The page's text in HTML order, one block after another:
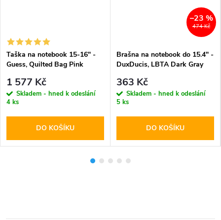
Taška na notebook 15-16" -
Guess, Quilted Bag Pink
1 577 Kč
Skladem - hned k odeslání
4 ks
DO KOŠÍKU
474 Kč
–23 %
Brašna na notebook do 15.4" -
DuxDucis, LBTA Dark Gray
363 Kč
Skladem - hned k odeslání
5 ks
DO KOŠÍKU